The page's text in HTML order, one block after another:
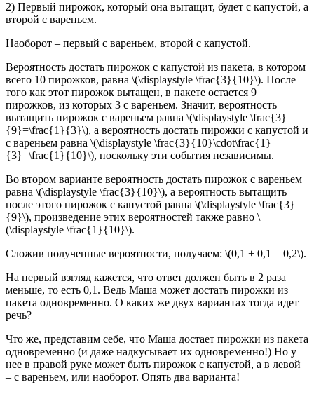
2) Первый пирожок, который она вытащит, будет с капустой, а
второй с вареньем.
Наоборот – первый с вареньем, второй с капустой.
Вероятность достать пирожок с капустой из пакета, в котором
всего 10 пирожков, равна \(\displaystyle \frac{3}{10}\). После
того как этот пирожок вытащен, в пакете остается 9
пирожков, из которых 3 с вареньем. Значит, вероятность
вытащить пирожок с вареньем равна \(\displaystyle \frac{3}
{9}=\frac{1}{3}\), а вероятность достать пирожки с капустой и
с вареньем равна \(\displaystyle \frac{3}{10}\cdot\frac{1}
{3}=\frac{1}{10}\), поскольку эти события независимы.
Во втором варианте вероятность достать пирожок с вареньем
равна \(\displaystyle \frac{3}{10}\), а вероятность вытащить
после этого пирожок с капустой равна \(\displaystyle \frac{3}
{9}\), произведение этих вероятностей также равно \
(\displaystyle \frac{1}{10}\).
Сложив полученные вероятности, получаем: \(0,1 + 0,1 = 0,2\).
На первый взгляд кажется, что ответ должен быть в 2 раза
меньше, то есть 0,1. Ведь Маша может достать пирожки из
пакета одновременно. О каких же двух вариантах тогда идет
речь?
Что же, представим себе, что Маша достает пирожки из пакета
одновременно (и даже надкусывает их одновременно!) Но у
нее в правой руке может быть пирожок с капустой, а в левой
– с вареньем, или наоборот. Опять два варианта!